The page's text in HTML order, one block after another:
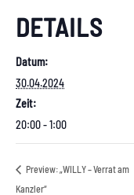
DETAILS
Datum:
30.04.2024
Zeit:
20:00 - 1:00
Preview: „WILLY – Verrat am
Kanzler“